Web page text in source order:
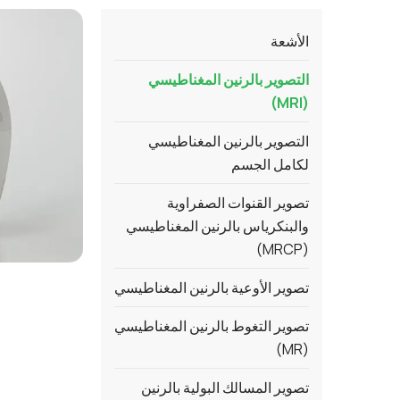
الأشعة
التصوير بالرنين المغناطيسي
(MRI)
التصوير بالرنين المغناطيسي
لكامل الجسم
تصوير القنوات الصفراوية
والبنكرياس بالرنين المغناطيسي
(MRCP)
تصوير الأوعية بالرنين المغناطيسي
تصوير التغوط بالرنين المغناطيسي
(MR)
تصوير المسالك البولية بالرنين